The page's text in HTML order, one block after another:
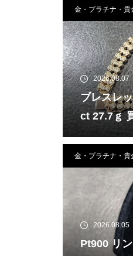
金・プラチナ・貴
2026.08.07
ブレスレ
ct 27.7ｇ
金・プラチナ・貴
2026.08.05
Pt900 リ